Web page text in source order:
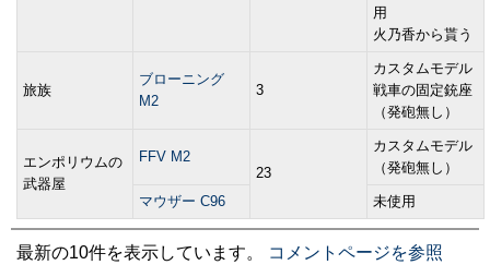
用
火乃香から貰う
旅族
ブローニング
M2
3
カスタムモデル
戦車の固定銃座
（発砲無し）
エンポリウムの
武器屋
FFV M2
23
カスタムモデル
（発砲無し）
マウザー C96 未使用
最新の10件を表示しています。
コメントページを参照